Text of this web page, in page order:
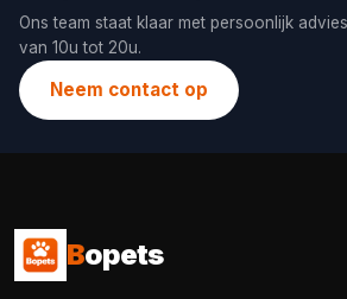
Ons team staat klaar met persoonlijk
van 10u tot 20u.
Neem contact op
Bopets